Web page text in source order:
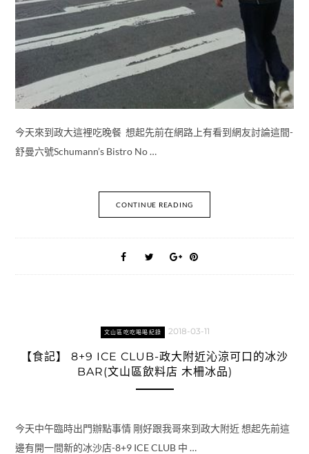
今天來到政大這裡吃晚餐 想起先前在網路上有看到網友討論這間-
舒曼六號Schumann’s Bistro No …
CONTINUE READING
文山區吃吃喝喝紀錄 2018-03-11
【食記】 8+9 ICE CLUB-政大附近沁涼可口的冰沙
BAR(文山區飲料店 木柵冰品)
今天中午臨時出門辦點事情 剛好跟我哥來到政大附近 想起先前這
邊有開一間新的冰沙店-8+9 ICE CLUB 中 …